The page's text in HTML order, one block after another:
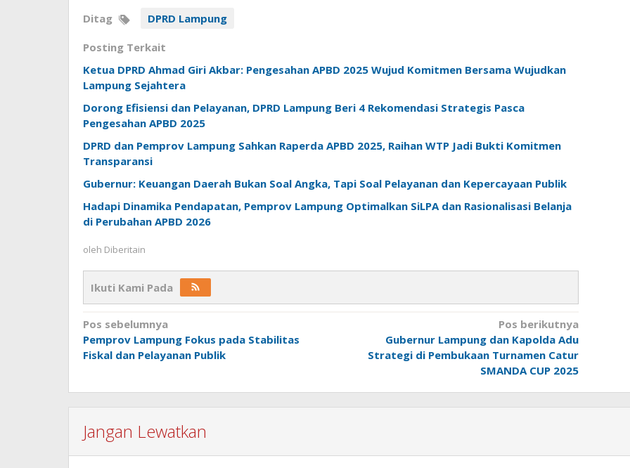
Ditag DPRD Lampung
Posting Terkait
Ketua DPRD Ahmad Giri Akbar: Pengesahan APBD 2025 Wujud Komitmen Bersama Wujudkan
Lampung Sejahtera
Dorong Efisiensi dan Pelayanan, DPRD Lampung Beri 4 Rekomendasi Strategis Pasca
Pengesahan APBD 2025
DPRD dan Pemprov Lampung Sahkan Raperda APBD 2025, Raihan WTP Jadi Bukti Komitmen
Transparansi
Gubernur: Keuangan Daerah Bukan Soal Angka, Tapi Soal Pelayanan dan Kepercayaan Publik
Hadapi Dinamika Pendapatan, Pemprov Lampung Optimalkan SiLPA dan Rasionalisasi Belanja
di Perubahan APBD 2026
oleh Diberitain
Ikuti Kami Pada
Navigasi
pos
Pos sebelumnya
Pemprov Lampung Fokus pada Stabilitas
Fiskal dan Pelayanan Publik
Pos berikutnya
Gubernur Lampung dan Kapolda Adu
Strategi di Pembukaan Turnamen Catur
SMANDA CUP 2025
Jangan Lewatkan